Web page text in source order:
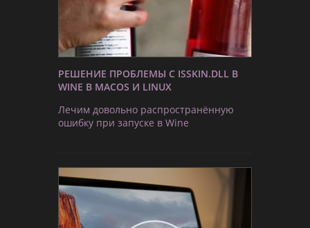
РЕШЕНИЕ ПРОБЛЕМЫ С ISSKIN.DLL В
WINE В MACOS И LINUX
Лечим довольно распространённую
ошибку при запуске в Wine